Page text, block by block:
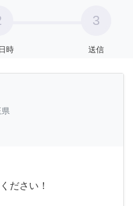
時
3
送信
県
ださい！